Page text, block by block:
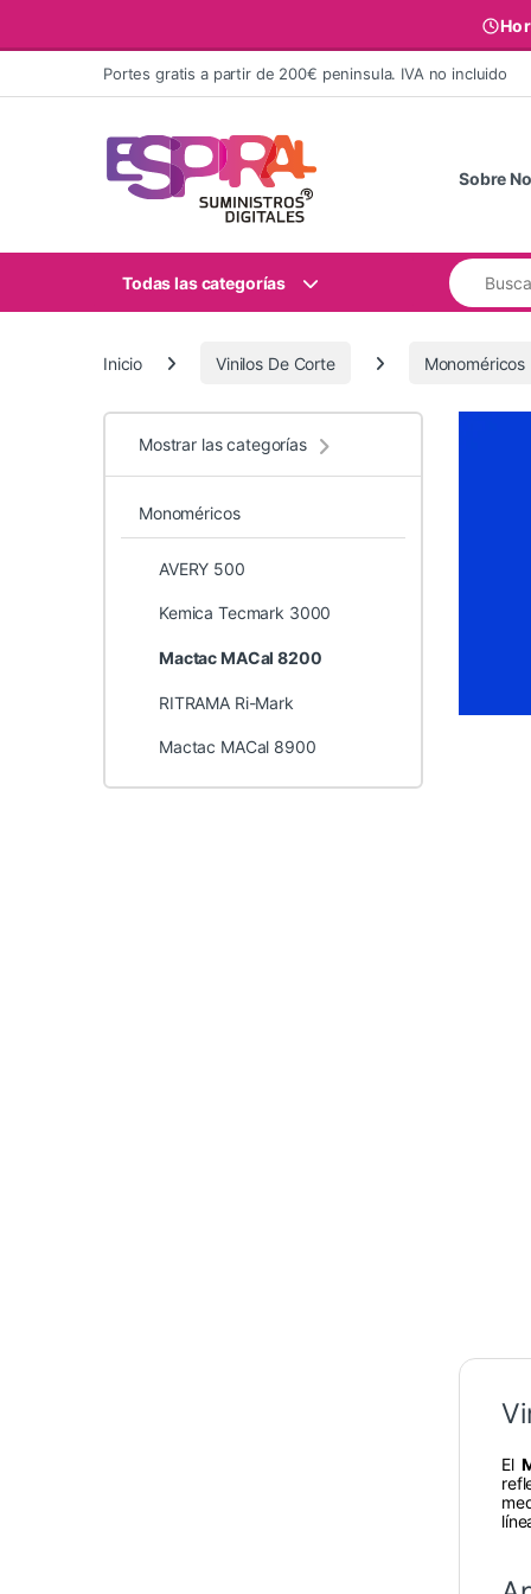
Ir al contenidoPortes gratis a partir de 200€ peninsula. IVA no incluido
Sobre
Todas las categorías
Buscar:
Inicio Vinilos De Corte Monoméricos
El
Mostrar las categorías
Monoméricos
AVERY 500
Kemica Tecmark 3000
Mactac MACal 8200
RITRAMA Ri-Mark
Mactac MACal 8900